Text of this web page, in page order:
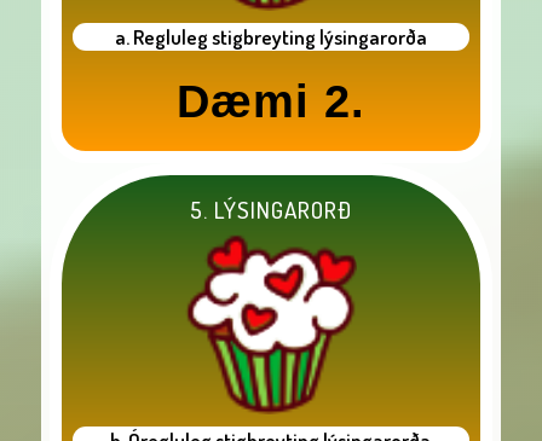
a. Regluleg stigbreyting lýsingarorða
Dæmi 2.
5. LÝSINGARORÐ